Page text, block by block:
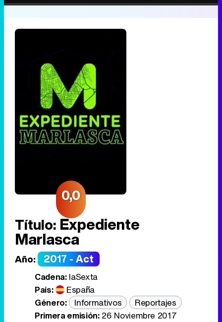
0,0
Título: Expediente
Marlasca
Año: 2017 - Act
Cadena:laSexta
País:
España
Género:
Informativos
Reportajes
Primera emisión:26 Noviembre 2017